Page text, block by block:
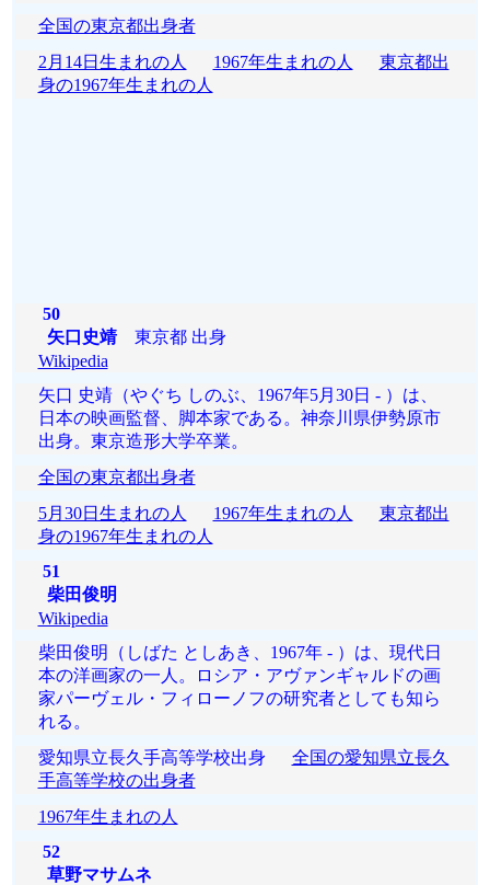
全国の東京都出身者
2月14日生まれの人
1967年生まれの人
東京都出
身の1967年生まれの人
50
矢口史靖東京都 出身
Wikipedia
矢口 史靖（やぐち しのぶ、1967年5月30日 - ）は、
日本の映画監督、脚本家である。神奈川県伊勢原市
出身。東京造形大学卒業。
全国の東京都出身者
5月30日生まれの人
1967年生まれの人
東京都出
身の1967年生まれの人
51
柴田俊明
Wikipedia
柴田俊明（しばた としあき、1967年 - ）は、現代日
本の洋画家の一人。ロシア・アヴァンギャルドの画
家パーヴェル・フィローノフの研究者としても知ら
れる。
愛知県立長久手高等学校出身 全国の愛知県立長久
手高等学校の出身者
1967年生まれの人
52
草野マサムネ